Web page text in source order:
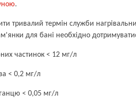
.
тривалий термін служби
для бані необхідно
частинок < 12 мг/л
< 0,2 мг/л
< 0,05 мг/л